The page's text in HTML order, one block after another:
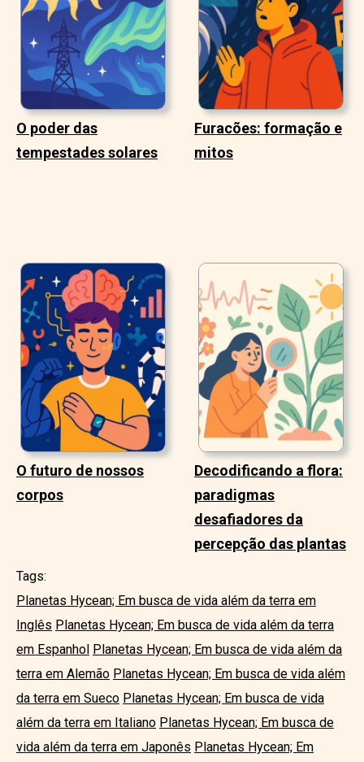
O poder das
tempestades solares
Furacões: formação e
mitos
O futuro de nossos
corpos
Decodificando a flora:
paradigmas
desafiadores da
percepção das plantas
Tags:
Planetas Hycean; Em busca de vida além da terra em
Inglês Planetas Hycean; Em busca de vida além da terra
em Espanhol Planetas Hycean; Em busca de vida além da
terra em Alemão Planetas Hycean; Em busca de vida além
da terra em Sueco Planetas Hycean; Em busca de vida
além da terra em Italiano Planetas Hycean; Em busca de
vida além da terra em Japonês Planetas Hycean; Em